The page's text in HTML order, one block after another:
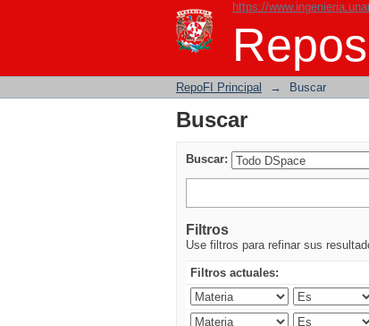
https://
Buscar
RepoFI Principal → Buscar
Buscar
Buscar:
Filtros
Use filtros para refinar sus
Filtros actuales: